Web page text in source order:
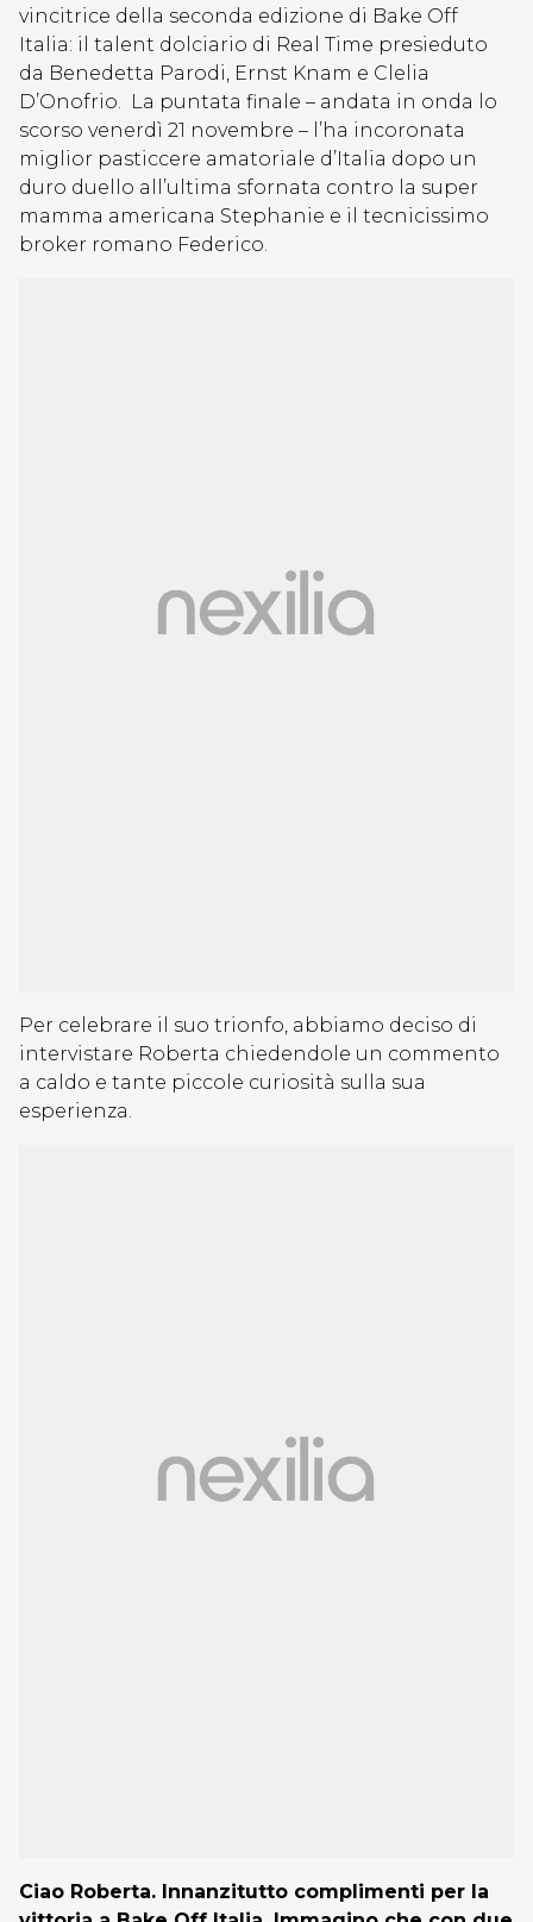
vincitrice della seconda edizione di Bake Off
Italia: il talent dolciario di Real Time presieduto
da Benedetta Parodi, Ernst Knam e Clelia
D’Onofrio. La puntata finale – andata in onda lo
scorso venerdì 21 novembre – l’ha incoronata
miglior pasticcere amatoriale d’Italia dopo un
duro duello all’ultima sfornata contro la super
mamma americana Stephanie e il tecnicissimo
broker romano Federico.
Per celebrare il suo trionfo, abbiamo deciso di
intervistare Roberta chiedendole un commento
a caldo e tante piccole curiosità sulla sua
esperienza.
Ciao Roberta. Innanzitutto complimenti per la